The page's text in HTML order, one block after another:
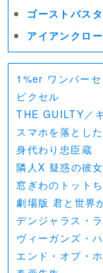
ゴーストバス
アイアンクロー
1%er ワンパーセ
ピクセル
THE GUILTY／
スマホを落とし
身代わり忠臣蔵
隣人X 疑惑の彼女
窓ぎわのトット
劇場版 君と世界
デンジャラス・
ヴィーガンズ・
エンド・オブ・